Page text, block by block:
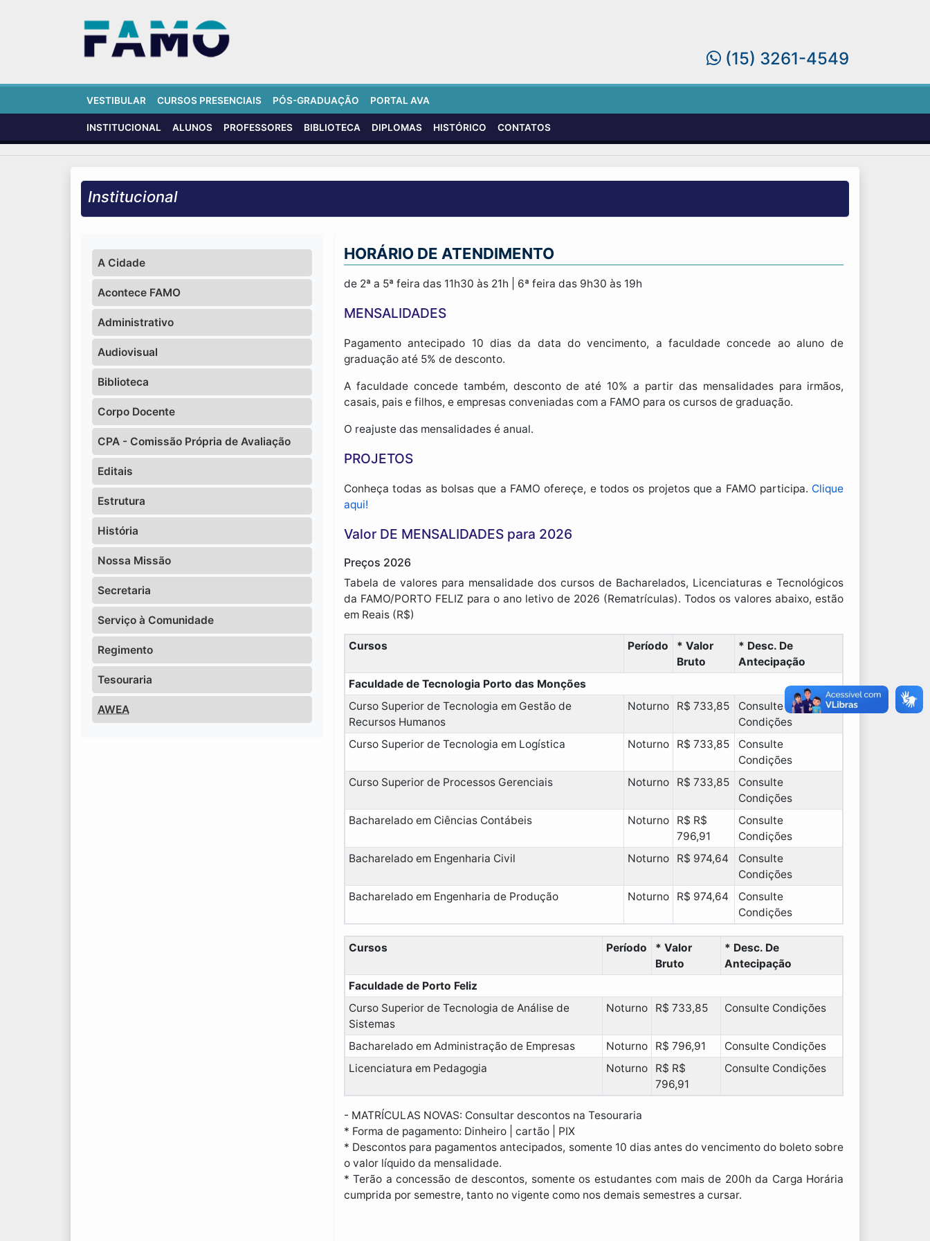
(15) 3261-4549
VESTIBULAR CURSOS PRESENCIAIS PÓS-GRADUAÇÃO PORTAL AVA
INSTITUCIONAL ALUNOS PROFESSORES BIBLIOTECA DIPLOMAS HISTÓRICO CONTATOS
Institucional
A Cidade
Acontece FAMO
Administrativo
Audiovisual
Biblioteca
Corpo Docente
CPA - Comissão Própria de Avaliação
Editais
Estrutura
História
Nossa Missão
Secretaria
Serviço à Comunidade
Regimento
Tesouraria
AWEA
HORÁRIO DE ATENDIMENTO
de 2ª a 5ª feira das 11h30 às 21h | 6ª feira das 9h30 às 19h
MENSALIDADES
Pagamento antecipado 10 dias da data do vencimento, a faculdade concede ao aluno de
graduação até 5% de desconto.
A faculdade concede também, desconto de até 10% a partir das mensalidades para irmãos,
casais, pais e filhos, e empresas conveniadas com a FAMO para os cursos de graduação.
O reajuste das mensalidades é anual.
PROJETOS
Conheça todas as bolsas que a FAMO ofereçe, e todos os projetos que a FAMO participa. Clique
aqui!
Valor DE MENSALIDADES para 2026
Preços 2026
Tabela de valores para mensalidade dos cursos de Bacharelados, Licenciaturas e Tecnológicos
da FAMO/PORTO FELIZ para o ano letivo de 2026 (Rematrículas). Todos os valores abaixo, estão
em Reais (R$)
Cursos Período
* Valor
Bruto
* Desc. De
Antecipação
Faculdade de Tecnologia Porto das Monções
Curso Superior de Tecnologia em Gestão de
Recursos Humanos
Noturno R$ 733,85
Consulte
Condições
Curso Superior de Tecnologia em Logística
Noturno R$ 733,85
Consulte
Condições
Curso Superior de Processos Gerenciais
Noturno R$ 733,85
Consulte
Condições
Bacharelado em Ciências Contábeis
Noturno
R$ R$
796,91
Consulte
Condições
Bacharelado em Engenharia Civil
Noturno R$ 974,64
Consulte
Condições
Bacharelado em Engenharia de Produção
Noturno R$ 974,64
Consulte
Condições
Cursos Período
* Valor
Bruto
* Desc. De
Antecipação
Faculdade de Porto Feliz
Curso Superior de Tecnologia de Análise de
Sistemas
Noturno R$ 733,85 Consulte Condições
Bacharelado em Administração de Empresas Noturno R$ 796,91
Consulte Condições
Licenciatura em Pedagogia
Noturno
R$ R$
796,91
Consulte Condições
- MATRÍCULAS NOVAS: Consultar descontos na Tesouraria
* Forma de pagamento: Dinheiro | cartão | PIX
* Descontos para pagamentos antecipados, somente 10 dias antes do vencimento do boleto sobre
o valor líquido da mensalidade.
* Terão a concessão de descontos, somente os estudantes com mais de 200h da Carga Horária
cumprida por semestre, tanto no vigente como nos demais semestres a cursar.